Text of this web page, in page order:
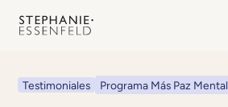
Testimoniales Programa Más Paz Mental